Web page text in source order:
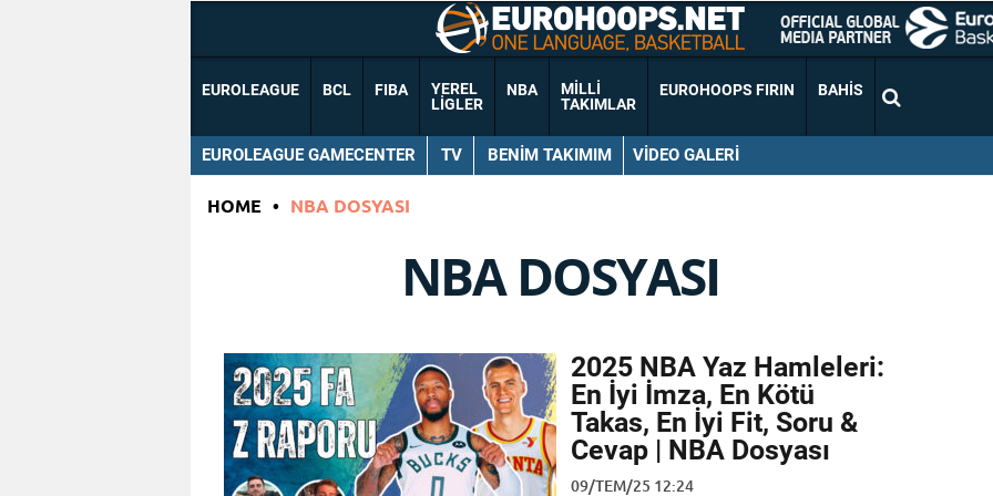
EUROLEAGUE BCL FIBA
YEREL
LIGLER
NBA
MILLI
TAKIMLAR
EUROHOOPS FIRIN BAHIS
EUROLEAGUE GAMECENTER TV BENIM TAKIMIM VIDEO GALERI
HOME • NBA DOSYASI
NBA DOSYASI
2025 NBA Yaz Hamleleri:
En İyi İmza, En Kötü
Takas, En İyi Fit, Soru &
Cevap | NBA Dosyası
09/TEM/25 12:24